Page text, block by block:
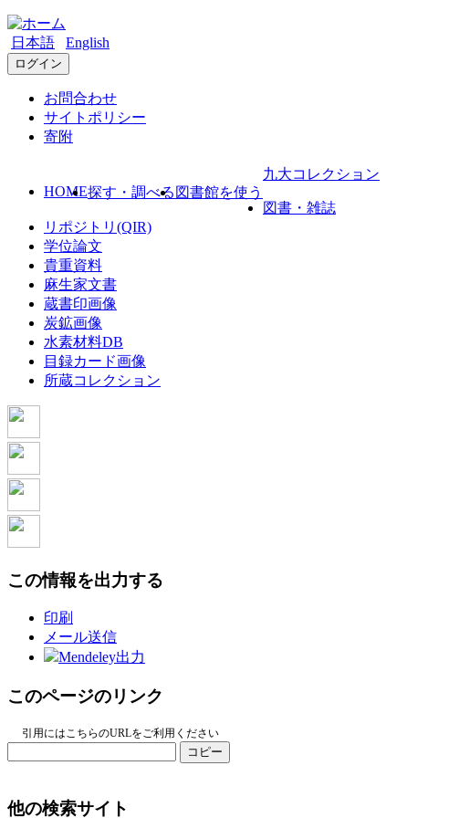
日本語 English
ログイン
お問合わせ
サイトポリシー
寄附
HOME探す・調べる 図書館を使う
九大コレクション
図書・雑誌
リポジトリ(QIR)
学位論文
貴重資料
麻生家文書
蔵書印画像
炭鉱画像
水素材料DB
目録カード画像
所蔵コレクション
この情報を出力する
印刷
メール送信
Mendeley出力
このページのリンク
引用にはこちらのURLをご利用ください
コピー
他の検索サイト